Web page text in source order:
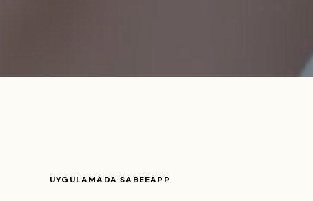
UYGULAMADA SABEEAPP